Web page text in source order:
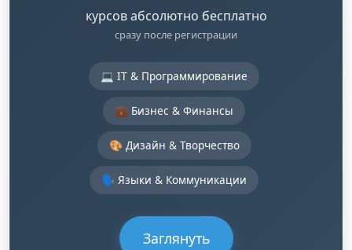
курсов абсолютно бесплатно
сразу после регистрации
💻 IT & Программирование
💼 Бизнес & Финансы
🎨 Дизайн & Творчество
🗣️ Языки & Коммуникации
Заглянуть